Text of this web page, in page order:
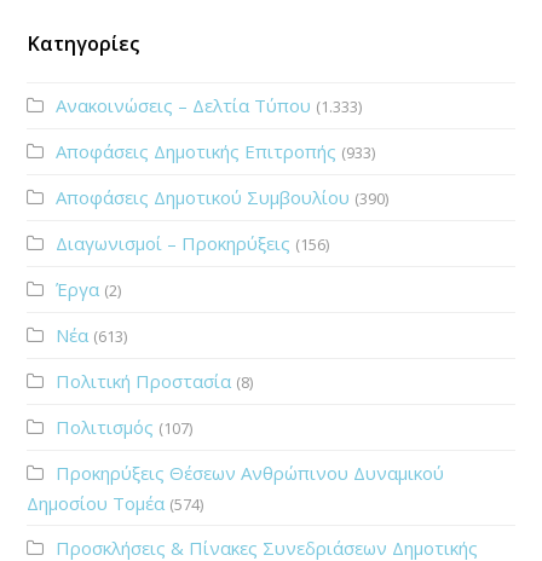
Κατηγορίες
Ανακοινώσεις – Δελτία Τύπου (1.333)
Αποφάσεις Δημοτικής Επιτροπής (933)
Αποφάσεις Δημοτικού Συμβουλίου (390)
Διαγωνισμοί – Προκηρύξεις (156)
Έργα (2)
Νέα (613)
Πολιτική Προστασία (8)
Πολιτισμός (107)
Προκηρύξεις Θέσεων Ανθρώπινου Δυναμικού
Δημοσίου Τομέα (574)
Προσκλήσεις & Πίνακες Συνεδριάσεων Δημοτικής